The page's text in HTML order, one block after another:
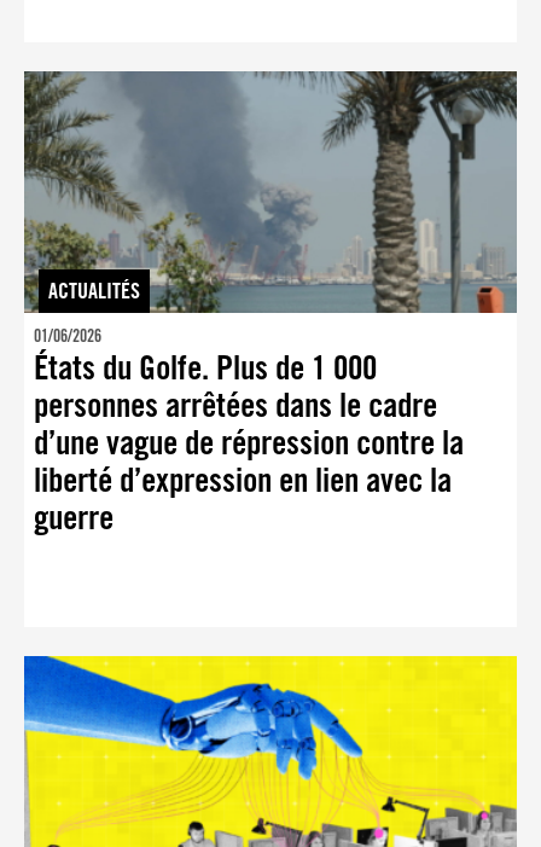
ACTUALITÉS
01/06/2026
États du Golfe. Plus de 1 000
personnes arrêtées dans le cadre
d’une vague de répression contre la
liberté d’expression en lien avec la
guerre